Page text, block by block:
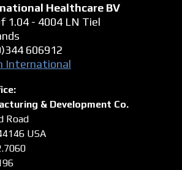
Healthcare BV
1.04 - 4004 LN Tiel
606912
International
& Development Co.
Road
USA